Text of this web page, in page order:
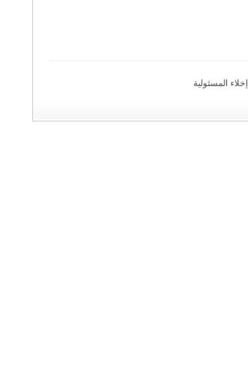
إخلاء المسئولية